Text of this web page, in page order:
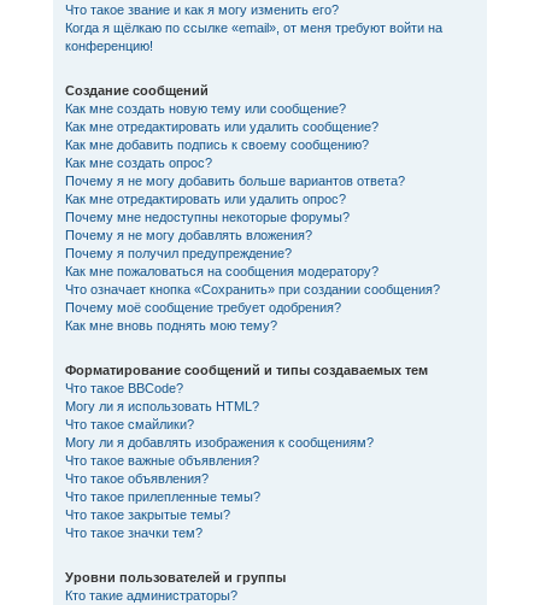
Что такое звание и как я могу изменить его?
Когда я щёлкаю по ссылке «email», от меня требуют войти на
конференцию!
Создание сообщений
Как мне создать новую тему или сообщение?
Как мне отредактировать или удалить сообщение?
Как мне добавить подпись к своему сообщению?
Как мне создать опрос?
Почему я не могу добавить больше вариантов ответа?
Как мне отредактировать или удалить опрос?
Почему мне недоступны некоторые форумы?
Почему я не могу добавлять вложения?
Почему я получил предупреждение?
Как мне пожаловаться на сообщения модератору?
Что означает кнопка «Сохранить» при создании сообщения?
Почему моё сообщение требует одобрения?
Как мне вновь поднять мою тему?
Форматирование сообщений и типы создаваемых тем
Что такое BBCode?
Могу ли я использовать HTML?
Что такое смайлики?
Могу ли я добавлять изображения к сообщениям?
Что такое важные объявления?
Что такое объявления?
Что такое прилепленные темы?
Что такое закрытые темы?
Что такое значки тем?
Уровни пользователей и группы
Кто такие администраторы?